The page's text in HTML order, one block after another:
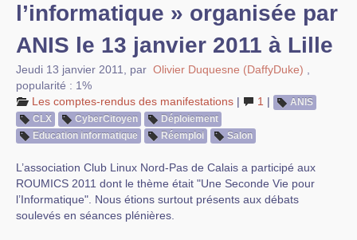
l’informatique » organisée par
ANIS le 13 janvier 2011 à Lille
Jeudi 13 janvier 2011 par Olivier Duquesne (DaffyDuke)
popularité : 1%
Les comptes-rendus des manifestations | 1 |
ANIS
CLX
CyberCitoyen
Déploiement
Education informatique
Réemploi Salon
L’association Club Linux Nord-Pas de Calais a participé aux
ROUMICS 2011 dont le thème était "Une Seconde Vie pour
l’Informatique". Nous étions surtout présents aux débats
soulevés en séances plénières.